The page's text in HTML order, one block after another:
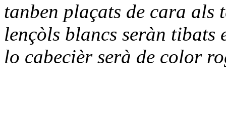
tanben plaçats de cara als
lençòls blancs seràn tibats
lo cabecièr serà de color